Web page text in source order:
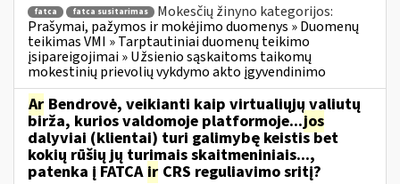
fatca fatca susitarimas
Mokesčių žinyno kategorijos:
Prašymai, pažymos ir mokėjimo duomenys » Duomenų
teikimas VMI » Tarptautiniai duomenų teikimo
įsipareigojimai » Užsienio sąskaitoms taikomų
mokestinių prievolių vykdymo akto įgyvendinimo
Ar Bendrovė, veikianti kaip virtualiųjų valiutų
birža, kurios valdomoje platformoje...jos
dalyviai (klientai) turi galimybę keistis bet
kokių rūšių jų turimais skaitmeniniais...,
patenka į FATCA ir CRS reguliavimo sritį?